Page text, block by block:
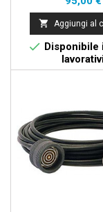
 Aggiungi al
 Disponibile